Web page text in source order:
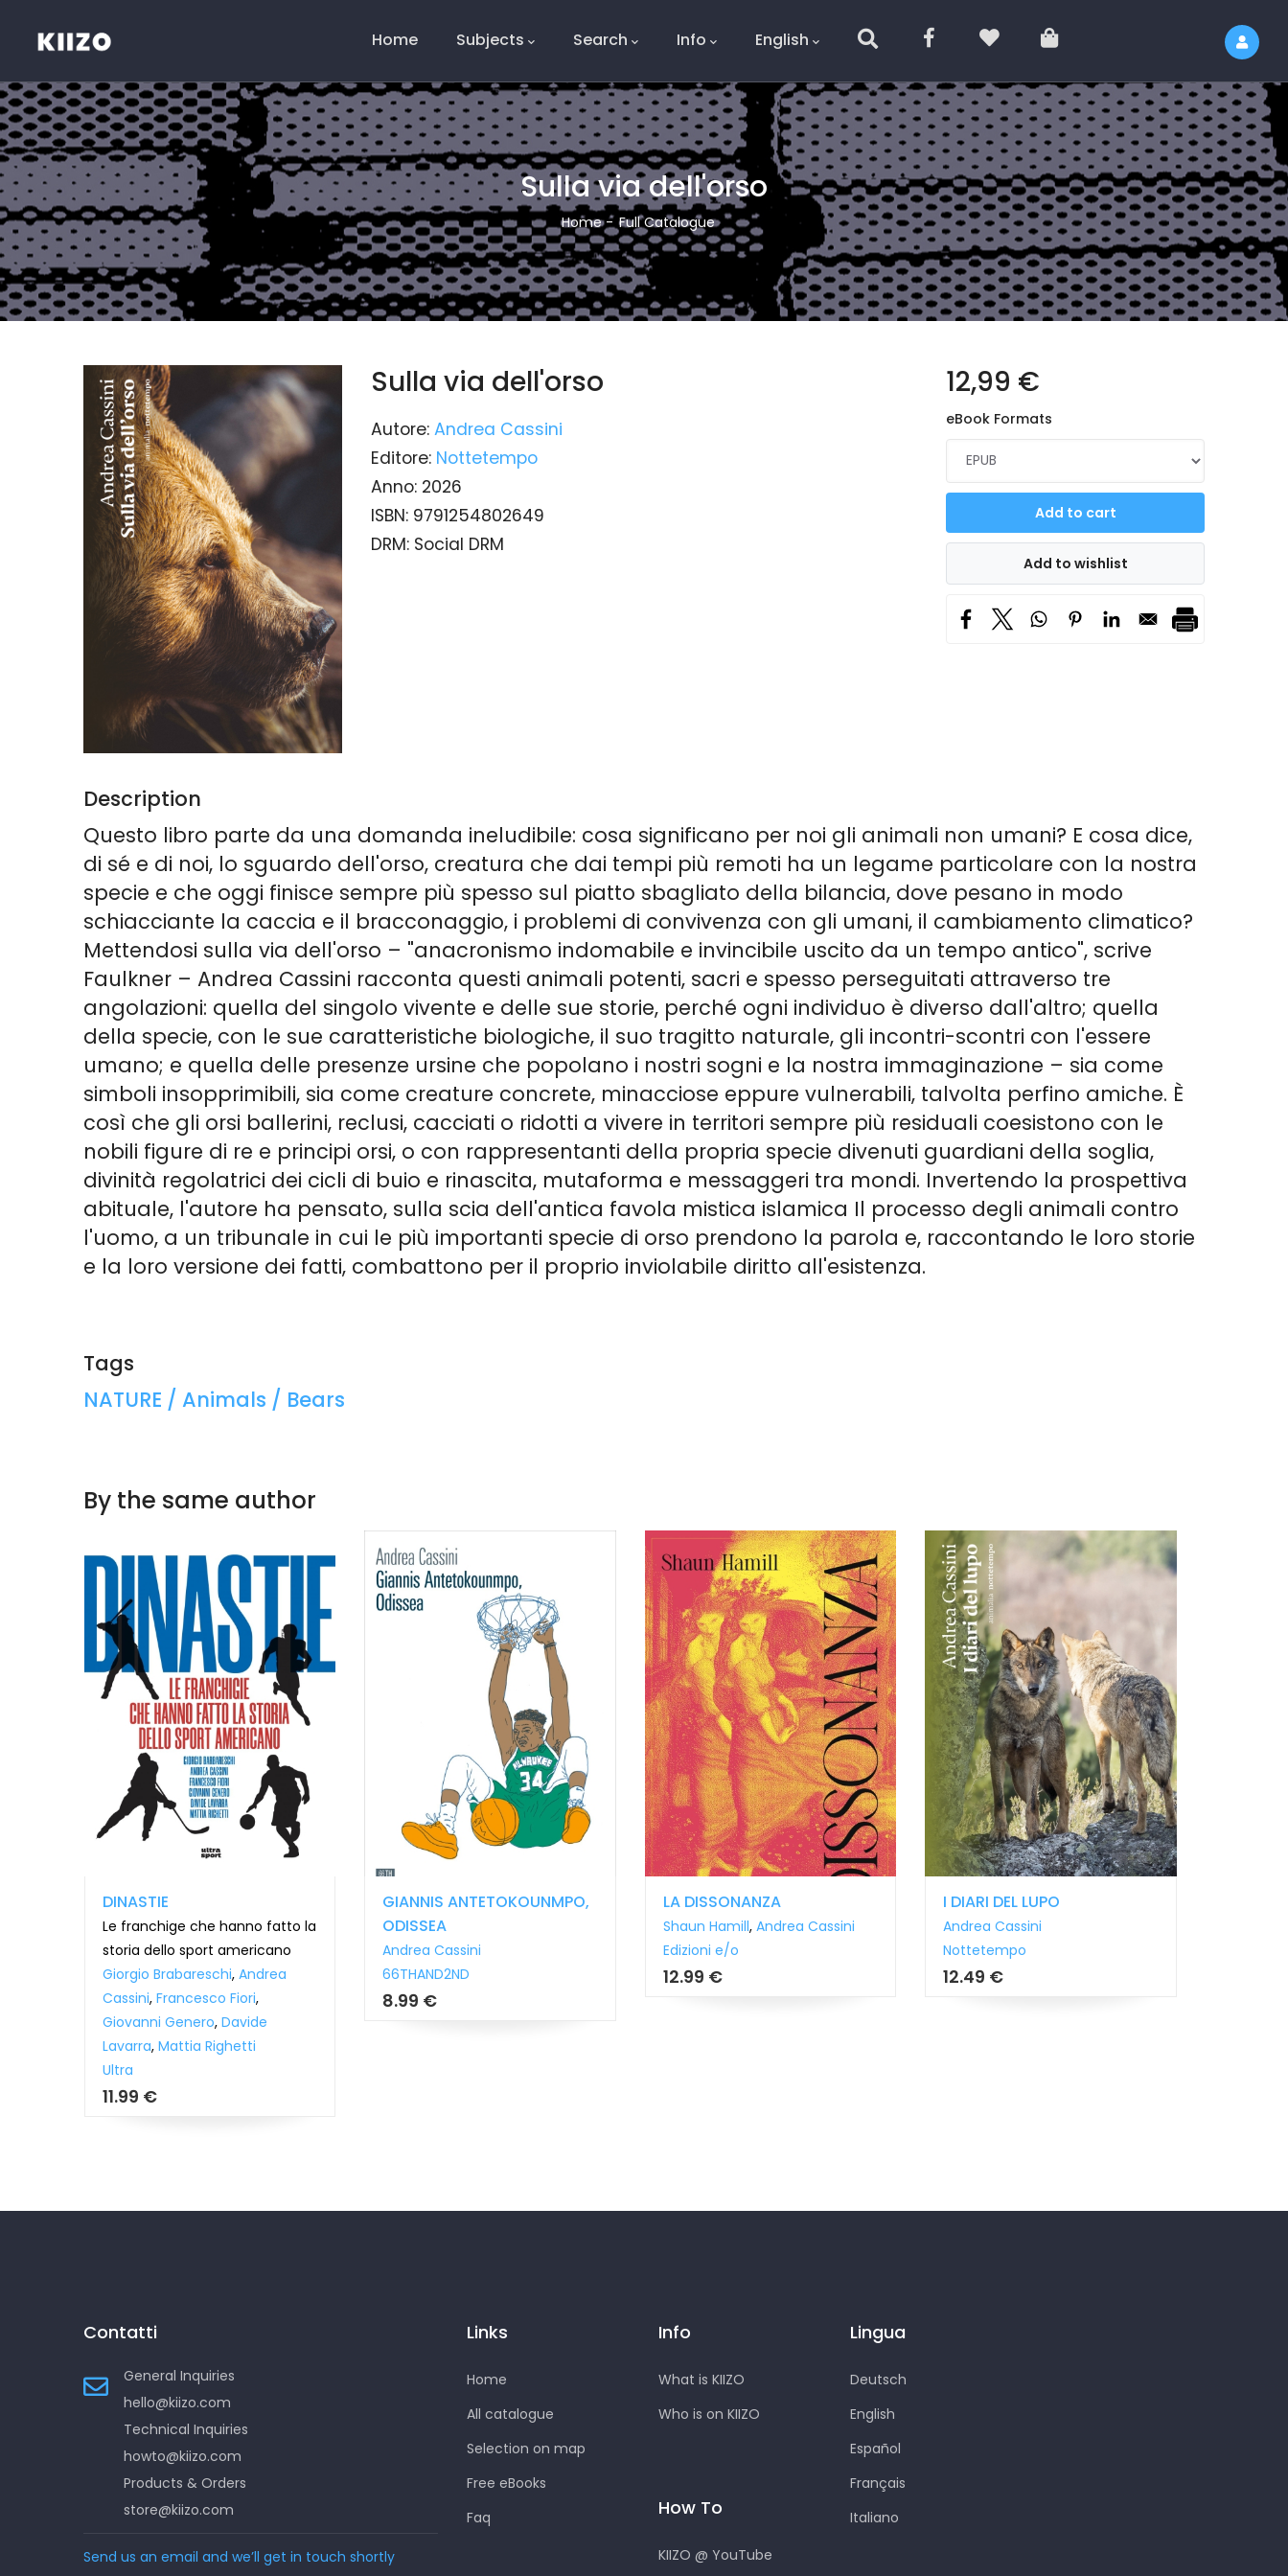
Menú
Home Subjects Search Info English
Sulla via dell'orso
Breadcrumb
Home - Full Catalogue
Sulla via dell'orso
Autore: Andrea Cassini
Editore: Nottetempo
Anno: 2026
ISBN: 9791254802649
DRM: Social DRM
12,99 €
eBook Formats
Description
Questo libro parte da una domanda ineludibile: cosa significano per noi gli animali non umani? E cosa dice,
di sé e di noi, lo sguardo dell'orso, creatura che dai tempi più remoti ha un legame particolare con la nostra
specie e che oggi finisce sempre più spesso sul piatto sbagliato della bilancia, dove pesano in modo
schiacciante la caccia e il bracconaggio, i problemi di convivenza con gli umani, il cambiamento climatico?
Mettendosi sulla via dell'orso – "anacronismo indomabile e invincibile uscito da un tempo antico", scrive
Faulkner – Andrea Cassini racconta questi animali potenti, sacri e spesso perseguitati attraverso tre
angolazioni: quella del singolo vivente e delle sue storie, perché ogni individuo è diverso dall'altro; quella
della specie, con le sue caratteristiche biologiche, il suo tragitto naturale, gli incontri-scontri con l'essere
umano; e quella delle presenze ursine che popolano i nostri sogni e la nostra immaginazione – sia come
simboli insopprimibili, sia come creature concrete, minacciose eppure vulnerabili, talvolta perfino amiche. È
così che gli orsi ballerini, reclusi, cacciati o ridotti a vivere in territori sempre più residuali coesistono con le
nobili figure di re e principi orsi, o con rappresentanti della propria specie divenuti guardiani della soglia,
divinità regolatrici dei cicli di buio e rinascita, mutaforma e messaggeri tra mondi. Invertendo la prospettiva
abituale, l'autore ha pensato, sulla scia dell'antica favola mistica islamica Il processo degli animali contro
l'uomo, a un tribunale in cui le più importanti specie di orso prendono la parola e, raccontando le loro storie
e la loro versione dei fatti, combattono per il proprio inviolabile diritto all'esistenza.
Tags
Tags:
NATURE / Animals / Bears
By the same author
DINASTIE
Le franchige che hanno fatto la
storia dello sport americano
Giorgio Brabareschi, Andrea
Cassini, Francesco Fiori,
Giovanni Genero, Davide
Lavarra, Mattia Righetti
Ultra
11.99 €
GIANNIS ANTETOKOUNMPO,
ODISSEA
Andrea Cassini
66THAND2ND
8.99 €
LA DISSONANZA
Shaun Hamill, Andrea Cassini
Edizioni e/o
12.99 €
I DIARI DEL LUPO
Andrea Cassini
Nottetempo
12.49 €
Contatti
General Inquiries
hello@kiizo.com
Technical Inquiries
howto@kiizo.com
Products & Orders
store@kiizo.com
Send us an email and we’ll get in touch shortly
Links
Home
All catalogue
Selection on map
Free eBooks
Faq
Info
What is KIIZO
Who is on KIIZO
How To
KIIZO @ YouTube
Lingua
Deutsch
English
Español
Français
Italiano